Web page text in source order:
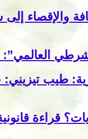
والإقصاء
العالمي”:
طيب تيزيني:
قراءة